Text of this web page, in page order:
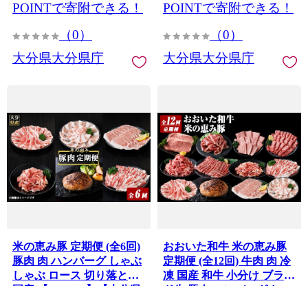
POINTで寄附できる！
（0）
大分県大分県庁
POINTで寄附できる！
（0）
大分県大分県庁
米の恵み豚 定期便 (全6回)
豚肉 肉 ハンバーグ しゃぶ
しゃぶ ロース 切り落とし
おおいた和牛 米の恵み豚
定期便 (全12回) 牛肉 肉 冷
凍 国産 和牛 小分け ブラン